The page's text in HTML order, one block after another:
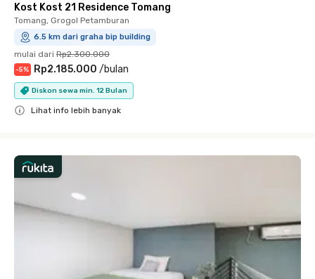
Kost Kost 21 Residence Tomang
Tomang, Grogol Petamburan
6.5 km dari graha bip building
mulai dari Rp2.300.000
-5% Rp2.185.000 /bulan
Diskon sewa min. 12 Bulan
Lihat info lebih banyak